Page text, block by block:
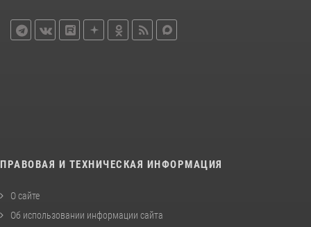
ПРАВОВАЯ И ТЕХНИЧЕСКАЯ ИНФОРМАЦИЯ
О сайте
Об использовании информации сайта